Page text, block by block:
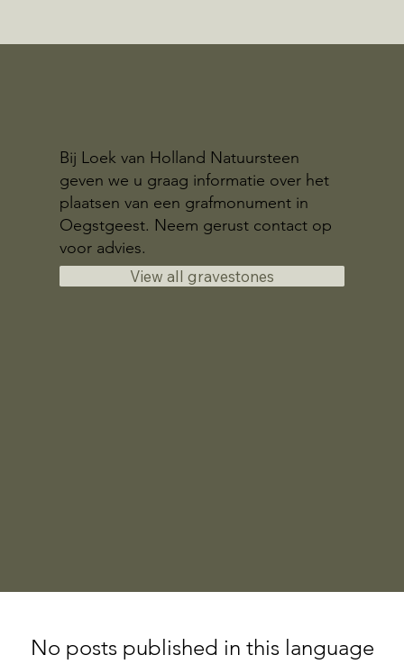
Bij Loek van Holland Natuursteen
geven we u graag informatie over het
plaatsen van een grafmonument in
Oegstgeest. Neem gerust contact op
voor advies.
View all gravestones
No posts published in this language